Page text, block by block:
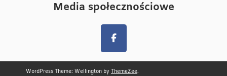
Media społecznościowe
WordPress Theme: Wellington by ThemeZee.